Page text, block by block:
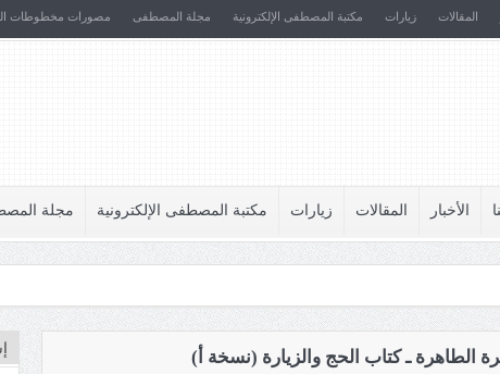
المقالات زيارات مكتبة المصطفى الإلكترونية مجلة المصطفى مصورات مخطوطات
الأخبار المقالات زيارات مكتبة المصطفى الإلكترونية مجلة
الطاهرة ـ كتاب الحج والزيارة (نسخة أ)